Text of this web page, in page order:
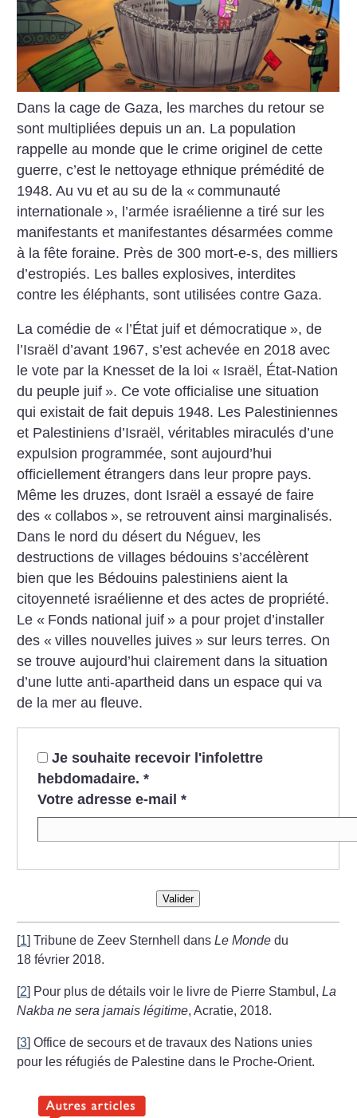
Dans la cage de Gaza, les marches du retour se
sont multipliées depuis un an. La population
rappelle au monde que le crime originel de cette
guerre, c’est le nettoyage ethnique prémédité de
1948. Au vu et au su de la « communauté
internationale », l’armée israélienne a tiré sur les
manifestants et manifestantes désarmées comme
à la fête foraine. Près de 300 mort-e-s, des milliers
d’estropiés. Les balles explosives, interdites
contre les éléphants, sont utilisées contre Gaza.
La comédie de « l’État juif et démocratique », de
l’Israël d’avant 1967, s’est achevée en 2018 avec
le vote par la Knesset de la loi « Israël, État-Nation
du peuple juif ». Ce vote officialise une situation
qui existait de fait depuis 1948. Les Palestiniennes
et Palestiniens d’Israël, véritables miraculés d’une
expulsion programmée, sont aujourd’hui
officiellement étrangers dans leur propre pays.
Même les druzes, dont Israël a essayé de faire
des « collabos », se retrouvent ainsi marginalisés.
Dans le nord du désert du Néguev, les
destructions de villages bédouins s’accélèrent
bien que les Bédouins palestiniens aient la
citoyenneté israélienne et des actes de propriété.
Le « Fonds national juif » a pour projet d’installer
des « villes nouvelles juives » sur leurs terres. On
se trouve aujourd’hui clairement dans la situation
d’une lutte anti-apartheid dans un espace qui va
de la mer au fleuve.
Je souhaite recevoir l'infolettre
hebdomadaire. *
Votre adresse e-mail *
Valider
[1]Tribune de Zeev Sternhell dansLe Monde du
18 février 2018.
[2] Pour plus de détails voir le livre de Pierre Stambul,La
Nakba ne sera jamais légitime, Acratie, 2018.
[3]Office de secours et de travaux des Nations unies
pour les réfugiés de Palestine dans le Proche-Orient.